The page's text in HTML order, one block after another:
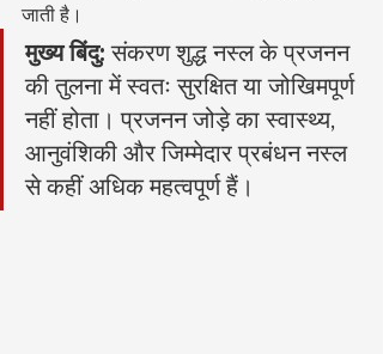
जाती है।
मुख्य बिंदु: संकरण शुद्ध नस्ल के प्रजनन
की तुलना में स्वतः सुरक्षित या जोखिमपूर्ण
नहीं होता। प्रजनन जोड़े का स्वास्थ्य,
आनुवंशिकी और जिम्मेदार प्रबंधन नस्ल
से कहीं अधिक महत्वपूर्ण हैं।